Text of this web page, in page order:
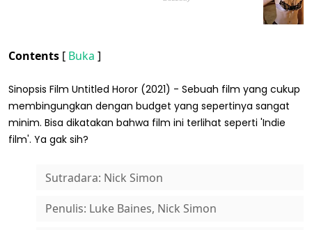
Contents [ Buka ]
Sinopsis Film Untitled Horor (2021) - Sebuah film yang cukup
membingungkan dengan budget yang sepertinya sangat
minim. Bisa dikatakan bahwa film ini terlihat seperti 'Indie
film'. Ya gak sih?
Sutradara: Nick Simon
Penulis: Luke Baines, Nick Simon